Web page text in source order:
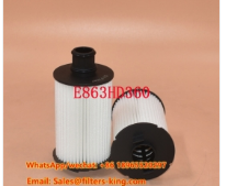
minimale de commande :
60 pièces